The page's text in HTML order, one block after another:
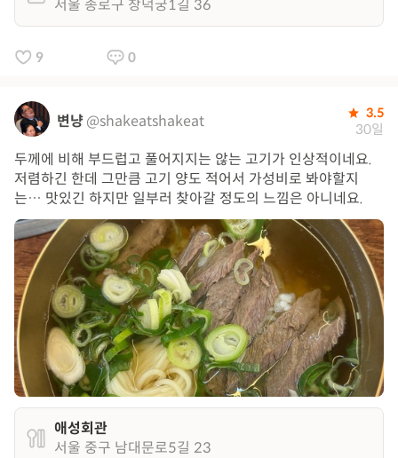
서울 종로구 창덕궁1길 36
9 0
변냥@shakeatshakeat 3.5
30일
두께에 비해 부드럽고 풀어지지는 않는 고기가 인상적이네요.
저렴하긴 한데 그만큼 고기 양도 적어서 가성비로 봐야할지
는… 맛있긴 하지만 일부러 찾아갈 정도의 느낌은 아니네요.
애성회관
서울 중구 남대문로5길 23